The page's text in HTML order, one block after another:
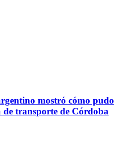
mostró cómo pudo
de transporte de Córdoba